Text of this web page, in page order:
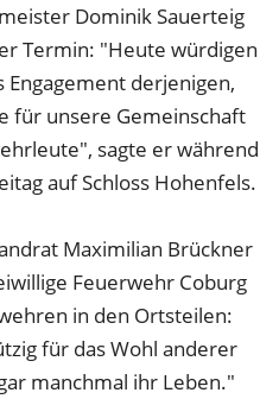
Dominik Sauerteig
Termin: "Heute würdigen
derjenigen,
für unsere Gemeinschaft
sagte er während
auf Schloss Hohenfels.
Maximilian Brückner
Feuerwehr Coburg
in den Ortsteilen:
für das Wohl anderer
manchmal ihr Leben."